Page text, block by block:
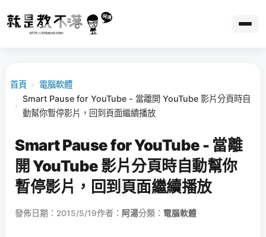
首頁 › 電腦軟體
›
Smart Pause for YouTube - 當離開 YouTube 影片分頁時自
動幫你暫停影片，回到頁面繼續播放
Smart Pause for YouTube - 當離
開 YouTube 影片分頁時自動幫你
暫停影片，回到頁面繼續播放
發佈日期：2015/5/19作者： 阿湯分類： 電腦軟體